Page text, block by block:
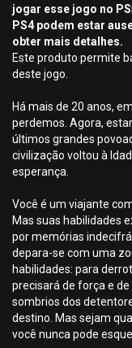
jogar esse jogo no
PS4 podem estar
obter mais detalhes.
Este produto permite
deste jogo.
Há mais de 20 anos,
perdemos. Agora,
últimos grandes
civilização voltou à
esperança.
Você é um viajante
Mas suas habilidades
por memórias
depara-se com uma
habilidades: para
precisará de força e
sombrios dos
destino. Mas sejam
você nunca pode